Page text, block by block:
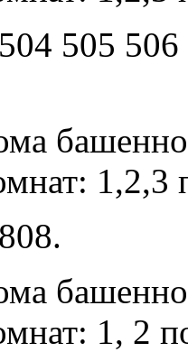
505
1,2,3
1, 2